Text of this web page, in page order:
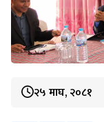
२५ माघ, २०८१